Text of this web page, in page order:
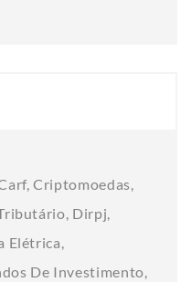
Criptomoedas
Dirpj
Elétrica
De Investimento